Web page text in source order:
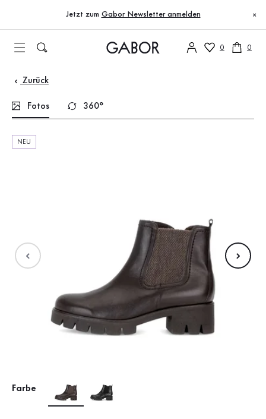
Zum Inhaltsverzeichnis
Zur Hauptnavigation
Jetzt zum Gabor Newsletter anmelden ×
0 0
Zurück
Fotos 360°
NEU
Farbe